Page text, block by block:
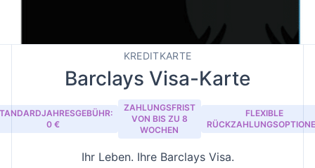
KREDITKARTE
Barclays Visa-Karte
0 €
ZAHLUNGSFRIST
VON BIS ZU 8
WOCHEN
FLEXIBLE
Ihr Leben. Ihre Barclays Visa.